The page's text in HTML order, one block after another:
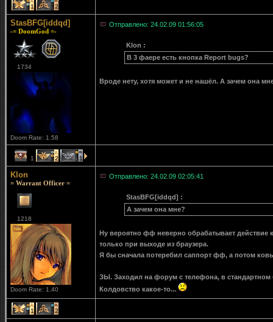
1 2
StasBFG[iddqd]
-= DoomGod =-
1734
Doom Rate: 1.58
Отправлено: 24.02.09 01:56:05
Klon :
В 3 фаере есть кнопка Report bugs?
Вроде нету, хотя может и не нашёл. А зачем она
1 2 1
Klon
= Warrant Officer =
1218
Doom Rate: 1.40
Отправлено: 24.02.09 02:05:41
StasBFG[iddqd] :
А зачем она мне?
Ну вероятно фф неверно обрабатывает
только при выходе из браузера.
Я бы сначала потеребил саппорт фф, а потом
ЗЫ. Заходил на форум с телефона, в стандартном
Колдовство какое-то...
1 2